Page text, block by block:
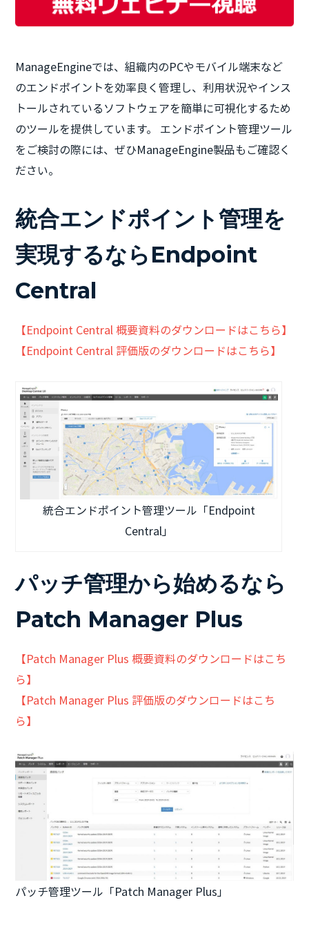
ManageEngineでは、組織内のPCやモバイル端末など
のエンドポイントを効率良く管理し、利用状況やインス
トールされているソフトウェアを簡単に可視化するため
のツールを提供しています。 エンドポイント管理ツール
をご検討の際には、ぜひManageEngine製品もご確認く
ださい。
統合エンドポイント管理を
実現するならEndpoint
Central
【Endpoint Central 概要資料のダウンロードはこちら】
【Endpoint Central 評価版のダウンロードはこちら】
統合エンドポイント管理ツール「Endpoint
Central」
パッチ管理から始めるなら
Patch Manager Plus
【Patch Manager Plus 概要資料のダウンロードはこち
ら】
【Patch Manager Plus 評価版のダウンロードはこち
ら】
パッチ管理ツール「Patch Manager Plus」